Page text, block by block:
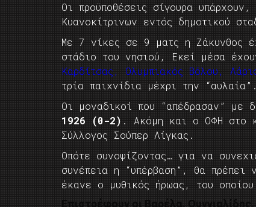
Οι προϋποθέσεις σίγουρα
Κυανοκίτρινων εντός δημοτικού
Με 7 νίκες σε 9 ματς η Ζάκυνθος
στάδιο του νησιού, Εκεί μέσα
Καρδίτσας, Ολυμπιακός Βόλου,
τρία παιχνίδια μέχρι την
Οι μοναδικοί που “απέδρασαν” με
1926 (0-2) . Ακόμη και ο ΟΦΗ στο
Σύλλογος Σούπερ Λίγκας.
Οπότε συνοψίζοντας… για να
συνέπεια η “υπέρβαση”, θα πρέπει
έκανε ο μυθικός ήρωας, του
Επιστρέφουν οι Βαρέλα,